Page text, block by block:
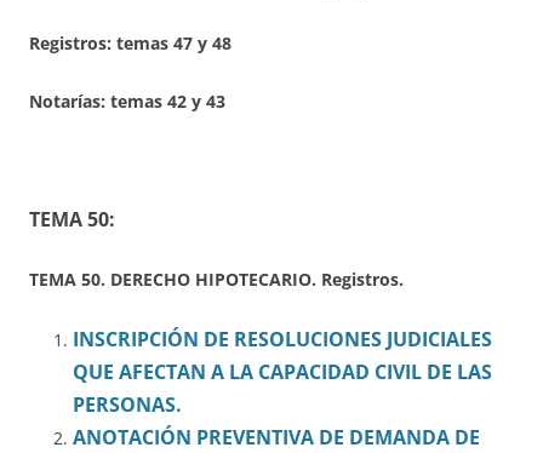
Registros: temas 47 y 48
Notarías: temas 42 y 43
TEMA 50:
TEMA 50. DERECHO HIPOTECARIO. Registros.
INSCRIPCIÓN DE RESOLUCIONES JUDICIALES
QUE AFECTAN A LA CAPACIDAD CIVIL DE LAS
PERSONAS.
ANOTACIÓN PREVENTIVA DE DEMANDA DE